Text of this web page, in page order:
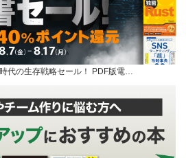
代の生存戦略セール！ PDF版電…